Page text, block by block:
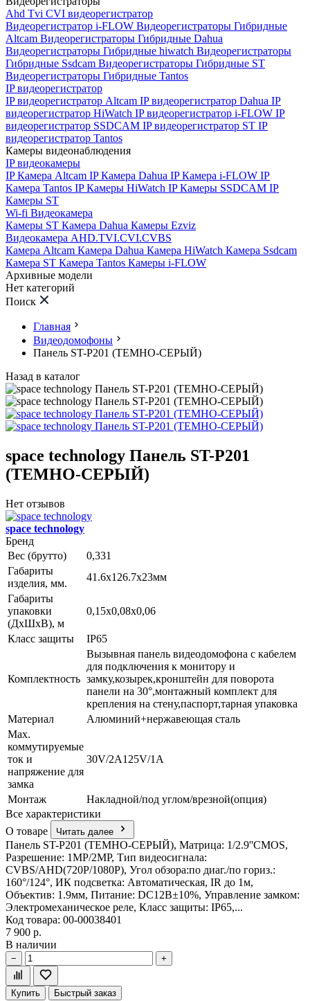
Ahd Tvi CVI видеорегистратор
Видеорегистратор i-FLOW Видеорегистраторы Гибридные
Altcam Видеорегистраторы Гибридные Dahua
Видеорегистраторы Гибридные hiwatch Видеорегистраторы
Гибридные Ssdcam Видеорегистраторы Гибридные ST
Видеорегистраторы Гибридные Tantos
IP видеорегистратор
IP видеорегистратор Altcam IP видеорегистратор Dahua IP
видеорегистратор HiWatch IP видеорегистратор i-FLOW IP
видеорегистратор SSDCAM IP видеорегистратор ST IP
видеорегистратор Tantos
Камеры видеонаблюдения
IP видеокамеры
IP Камера Altcam IP Камера Dahua IP Камера i-FLOW IP
Камера Tantos IP Камеры HiWatch IP Камеры SSDCAM IP
Камеры ST
Wi-fi Видеокамера
Камеры ST Камера Dahua Камеры Ezviz
Видеокамера AHD.TVI.CVI.CVBS
Камера Altcam Камера Dahua Камера HiWatch Камера Ssdcam
Камера ST Камера Tantos Камеры i-FLOW
Архивные модели
Нет категорий
Поиск
Главная
Видеодомофоны
Панель ST-P201 (ТЕМНО-СЕРЫЙ)
Назад в каталог
space technology Панель ST-P201
(ТЕМНО-СЕРЫЙ)
Нет отзывов
space technology
Бренд
Вес (брутто)
0,331
Габариты
изделия, мм.
41.6х126.7х23мм
Габариты
упаковки
(ДхШхВ), м
0,15x0,08x0,06
Класс защиты IР65
Комплектность
Вызывная панель видеодомофона c кабелем
для подключения к монитору и
замку,козырек,кронштейн для поворота
панели на 30°,монтажный комплект для
крепления на стену,паспорт,тарная упаковка
Материал
Алюминий+нержавеющая сталь
Мах.
коммутируемые
ток и
напряжение для
замка
30V/2A125V/1A
Монтаж
Накладной/под углом/врезной(опция)
Все характеристики
О товаре
Читать далее
Панель ST-P201 (ТЕМНО-СЕРЫЙ), Матрица: 1/2.9''CMOS,
Разрешение: 1MP/2MP, Тип видеосигнала:
CVBS/AHD(720P/1080P), Угол обзора:по диаг./по гориз.:
160°/124°, ИК подсветка: Автоматическая, IR до 1м,
Объектив: 1.9мм, Питание: DС12В±10%, Управление замком:
Электромеханическое реле, Класс защиты: IР65,...
Код товара: 00-00038401
7 900 р.
В наличии
− +
Купить Быстрый заказ